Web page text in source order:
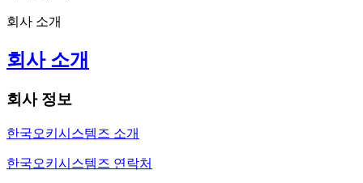
회사 소개
회사 소개
회사 정보
한국오키시스템즈 소개
한국오키시스템즈 연락처